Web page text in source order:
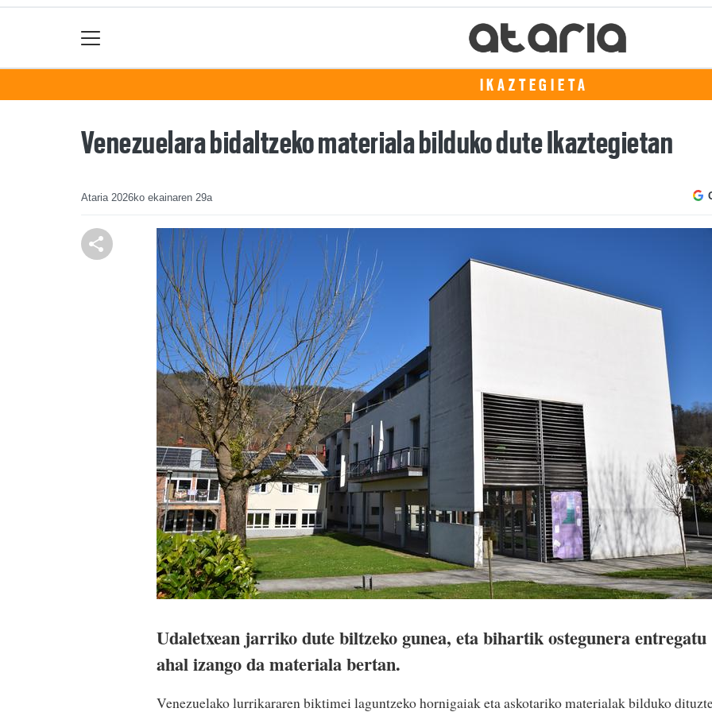
IKAZTEGIETA
Venezuelara bidaltzeko materiala bilduko dute Ikaztegietan
Ataria 2026ko ekainaren 29a
Udaletxean jarriko dute biltzeko gunea, eta bihartik ostegunera entregatu
ahal izango da materiala bertan.
Venezuelako lurrikararen biktimei laguntzeko hornigaiak eta askotariko materialak bilduko